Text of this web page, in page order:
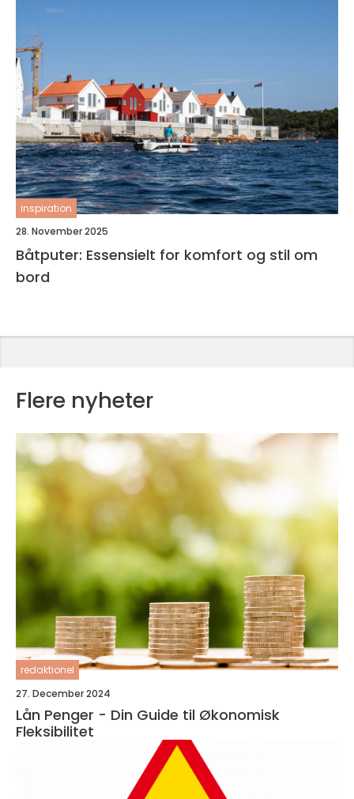
inspiration
28. November 2025
Båtputer: Essensielt for komfort og stil om
bord
Flere nyheter
redaktionel
27. December 2024
Lån Penger - Din Guide til Økonomisk
Fleksibilitet